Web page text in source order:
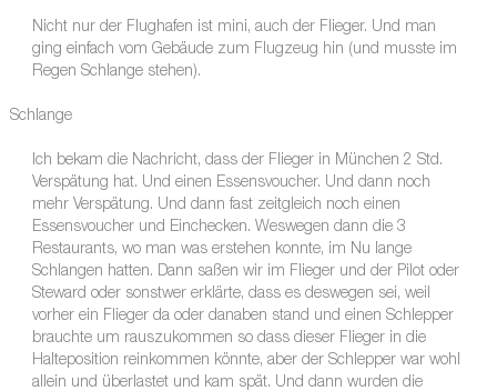
Nicht nur der Flughafen ist mini, auch der Flieger. Und man
ging einfach vom Gebäude zum Flugzeug hin (und musste im
Regen Schlange stehen).
Schlange
Ich bekam die Nachricht, dass der Flieger in München 2 Std.
Verspätung hat. Und einen Essensvoucher. Und dann noch
mehr Verspätung. Und dann fast zeitgleich noch einen
Essensvoucher und Einchecken. Weswegen dann die 3
Restaurants, wo man was erstehen konnte, im Nu lange
Schlangen hatten. Dann saßen wir im Flieger und der Pilot oder
Steward oder sonstwer erklärte, dass es deswegen sei, weil
vorher ein Flieger da oder danaben stand und einen Schlepper
brauchte um rauszukommen so dass dieser Flieger in die
Halteposition reinkommen könnte, aber der Schlepper war wohl
allein und überlastet und kam spät. Und dann wurden die